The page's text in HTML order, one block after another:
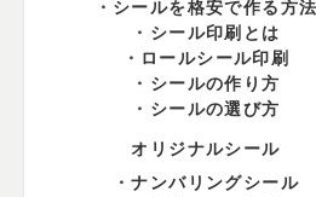
シールを格安で作る方法
シール印刷とは
ロールシール印刷
シールの作り方
シールの選び方
オリジナルシール
ナンバリングシール